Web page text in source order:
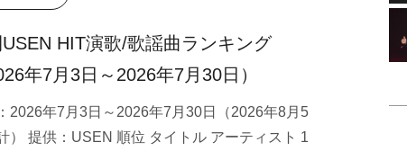
USEN HIT演歌/歌謡曲ランキング
年7月3日～2026年7月30日）
2026年7月3日～2026年7月30日（2026年8月5
） 提供：USEN 順位 タイトル アーティスト 1